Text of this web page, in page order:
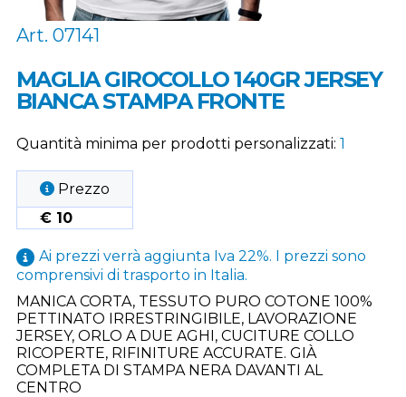
Art. 07141
MAGLIA GIROCOLLO 140GR JERSEY
BIANCA STAMPA FRONTE
Quantità minima per prodotti personalizzati: 1
Prezzo
€ 10
Ai prezzi verrà aggiunta Iva 22%. I prezzi sono
comprensivi di trasporto in Italia.
MANICA CORTA, TESSUTO PURO COTONE 100%
PETTINATO IRRESTRINGIBILE, LAVORAZIONE
JERSEY, ORLO A DUE AGHI, CUCITURE COLLO
RICOPERTE, RIFINITURE ACCURATE. GIÀ
COMPLETA DI STAMPA NERA DAVANTI AL
CENTRO